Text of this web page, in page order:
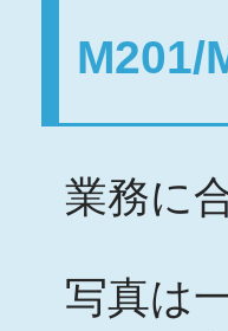
M201/
業務に
写真は